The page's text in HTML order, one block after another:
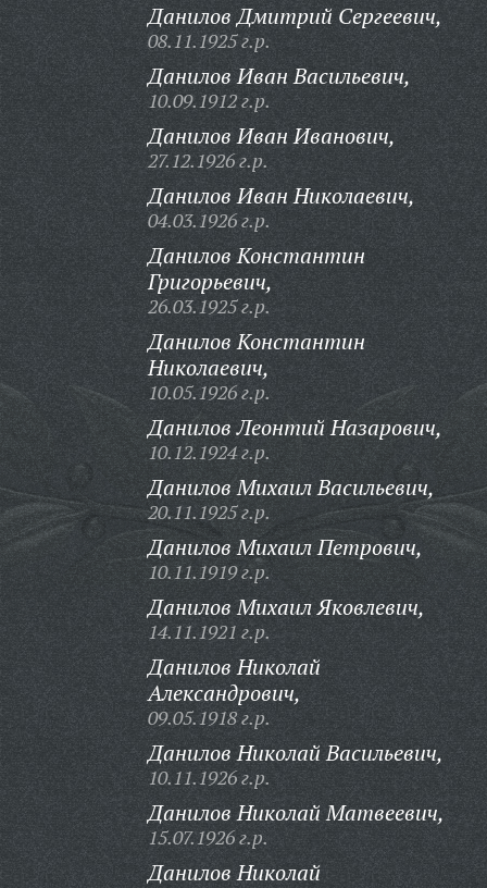
Данилов Дмитрий Сергеевич,
08.11.1925 г.р.
Данилов Иван Васильевич,
10.09.1912 г.р.
Данилов Иван Иванович,
27.12.1926 г.р.
Данилов Иван Николаевич,
04.03.1926 г.р.
Данилов Константин
Григорьевич,
26.03.1925 г.р.
Данилов Константин
Николаевич,
10.05.1926 г.р.
Данилов Леонтий Назарович,
10.12.1924 г.р.
Данилов Михаил Васильевич,
20.11.1925 г.р.
Данилов Михаил Петрович,
10.11.1919 г.р.
Данилов Михаил Яковлевич,
14.11.1921 г.р.
Данилов Николай
Александрович,
09.05.1918 г.р.
Данилов Николай Васильевич,
10.11.1926 г.р.
Данилов Николай Матвеевич,
15.07.1926 г.р.
Данилов Николай